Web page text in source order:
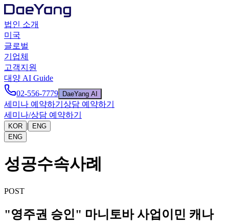
법인 소개
미국
글로벌
기업체
고객지원
대양 AI Guide
02-556-7779
DaeYang AI
세미나 예약하기 상담 예약하기
세미나/상담 예약하기
KOR |
ENG
ENG
성공수속사례
POST
"영주권 승인" 마니토바 사업이민 캐나